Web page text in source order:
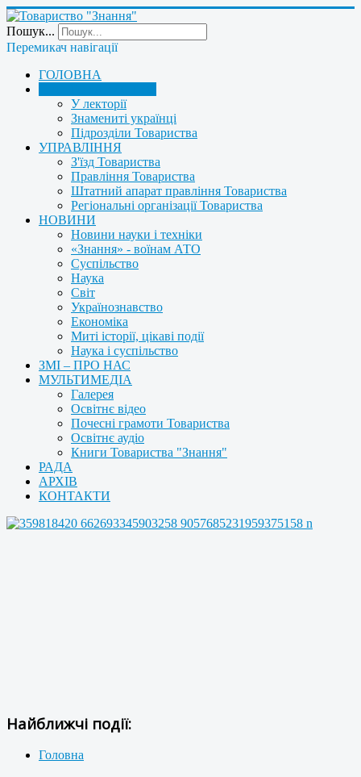
Пошук...
Перемикач навігації
ГОЛОВНА
У лекторії
Знамениті українці
Підрозділи Товариства
УПРАВЛІННЯ
З'їзд Товариства
Правління Товариства
Штатний апарат правління Товариства
Регіональні організації Товариства
НОВИНИ
Новини науки і техніки
«Знання» - воїнам АТО
Суспільство
Наука
Світ
Українознавство
Економіка
Миті історії, цікаві події
Наука і суспільство
ЗМІ – ПРО НАС
МУЛЬТИМЕДІА
Галерея
Освітнє відео
Почесні грамоти Товариства
Освітнє аудіо
Книги Товариства "Знання"
РАДА
АРХІВ
КОНТАКТИ
Найближчі події:
Головна